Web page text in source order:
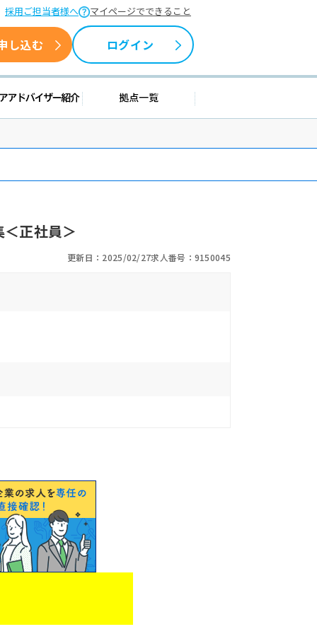
採用ご担当者様へ マイページでできること
し込む ログイン
情報 キャリアアドバイザー紹介拠点一覧
正社員＞
更新日：2025/02/27求人番号：9150045